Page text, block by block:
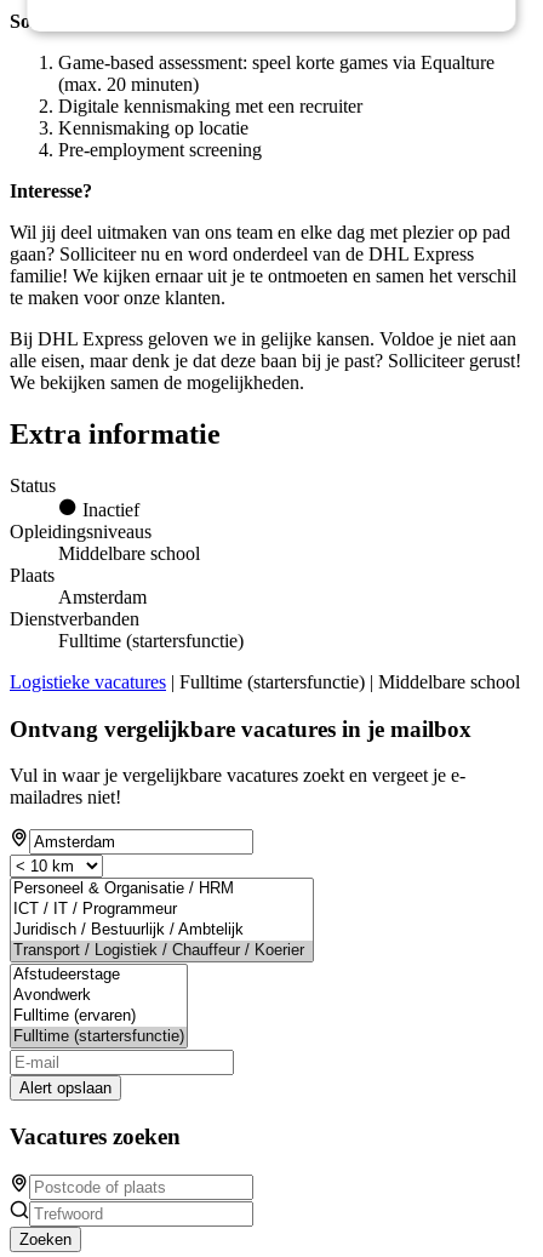
Sollicitatieprocedure
Game-based assessment: speel korte games via Equalture
(max. 20 minuten)
Digitale kennismaking met een recruiter
Kennismaking op locatie
Pre-employment screening
Interesse?
Wil jij deel uitmaken van ons team en elke dag met plezier op pad
gaan? Solliciteer nu en word onderdeel van de DHL Express
familie! We kijken ernaar uit je te ontmoeten en samen het verschil
te maken voor onze klanten.
Bij DHL Express geloven we in gelijke kansen. Voldoe je niet aan
alle eisen, maar denk je dat deze baan bij je past? Solliciteer gerust!
We bekijken samen de mogelijkheden.
Extra informatie
Status
Inactief
Opleidingsniveaus
Middelbare school
Plaats
Amsterdam
Dienstverbanden
Fulltime (startersfunctie)
Logistieke vacatures | Fulltime (startersfunctie) | Middelbare school
Ontvang vergelijkbare vacatures in je mailbox
Vul in waar je vergelijkbare vacatures zoekt en vergeet je e-
mailadres niet!
Alert opslaan
Vacatures zoeken
Zoeken